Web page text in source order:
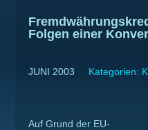
Folgen einer
JUNI 2003 Kategorien:
Auf Grund der EU-